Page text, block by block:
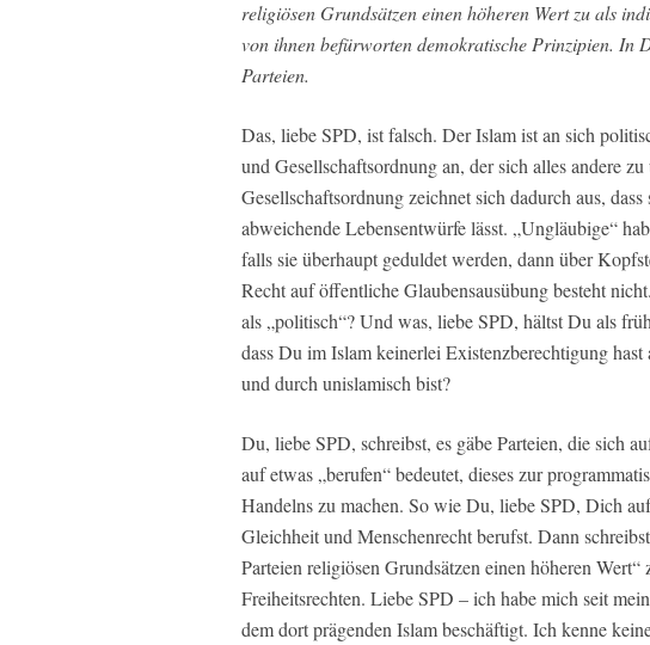
religiösen Grundsätzen einen höheren Wert zu als
von ihnen befürworten demokratische Prinzipien. In
Parteien.
Das, liebe SPD, ist falsch. Der Islam ist an sich
und Gesellschaftsordnung an, der sich alles andere
Gesellschaftsordnung zeichnet sich dadurch aus,
abweichende Lebensentwürfe lässt. „Ungläubige“
falls sie überhaupt geduldet werden, dann über
Recht auf öffentliche Glaubensausübung besteht
als „politisch“? Und was, liebe SPD, hältst Du als
dass Du im Islam keinerlei Existenzberechtigung
und durch unislamisch bist?
Du, liebe SPD, schreibst, es gäbe Parteien, die sich
auf etwas „berufen“ bedeutet, dieses zur
Handelns zu machen. So wie Du, liebe SPD, Dich
Gleichheit und Menschenrecht berufst. Dann
Parteien religiösen Grundsätzen einen höheren
Freiheitsrechten. Liebe SPD – ich habe mich seit
dem dort prägenden Islam beschäftigt. Ich kenne